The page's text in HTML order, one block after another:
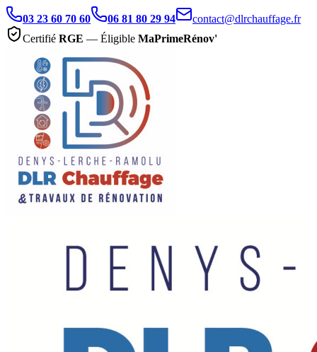
03 23 60 70 60 06 81 80 29 94
contact@dlrchauffage.fr
Certifié RGE — Éligible MaPrimeRénov'